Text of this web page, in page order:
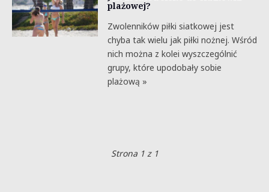
plażowej?
Zwolenników piłki siatkowej jest
chyba tak wielu jak piłki nożnej. Wśród
nich można z kolei wyszczególnić
grupy, które upodobały sobie
plażową »
Strona 1 z 1